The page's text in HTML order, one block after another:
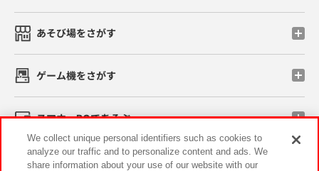
あそび場をさがす
ゲーム機をさがす
スマホ・PCであそぶ
イベント・キャンペーン
We collect unique personal identifiers such as cookies to
analyze our traffic and to personalize content and ads. We
share information about your use of our website with our